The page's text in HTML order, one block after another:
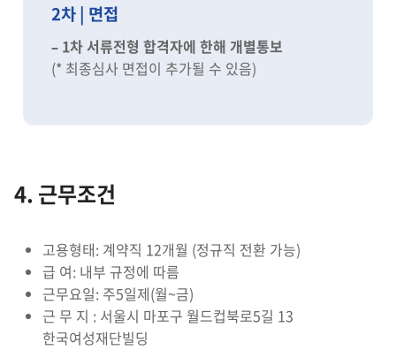
2차 | 면접
– 1차 서류전형 합격자에 한해 개별통보
(* 최종심사 면접이 추가될 수 있음)
4. 근무조건
고용형태: 계약직 12개월 (정규직 전환 가능)
급 여: 내부 규정에 따름
근무요일: 주5일제(월~금)
근 무 지 : 서울시 마포구 월드컵북로5길 13
한국여성재단빌딩